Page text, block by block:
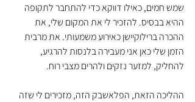
שמש חמים, כאילו דווקא כדי להתחבר לתקופה
ההיא בבסיס. להזכיר לי את המקום שלי, את
ההכרה ברילוקיישן כאירוע משמעותי. את מרבית
הזמן שלי כאן אני מעבירה בלנסות להרגיע,
להחליק, למזער נזקים ולהרים מצבי רוח.
ההליכה הזאת, הפלאשבק הזה, מזכירים לי שזה